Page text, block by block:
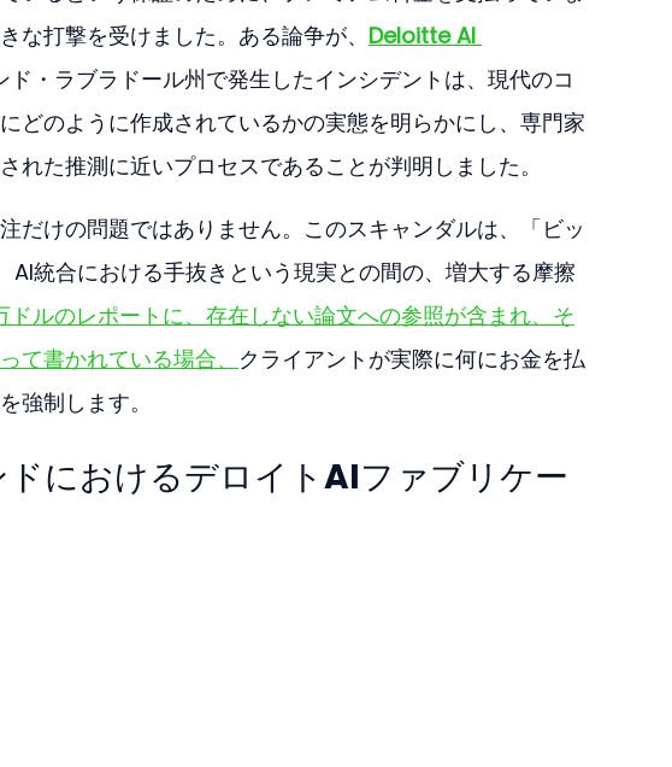
な打撃を受けました。ある論争が、 Deloitte AI
ド・ラブラドール州で発生したインシデントは、現代のコ
どのように作成されているかの実態を明らかにし、専門家
れた推測に近いプロセスであることが判明しました。
だけの問題ではありません。このスキャンダルは、「ビッ
AI統合における手抜きという現実との間の、増大する摩擦
ドルのレポートに、存在しない論文への参照が含まれ、そ
て書かれている場合、 クライアントが実際に何にお金を払
強制します。
におけるデロイトAIファブリケー